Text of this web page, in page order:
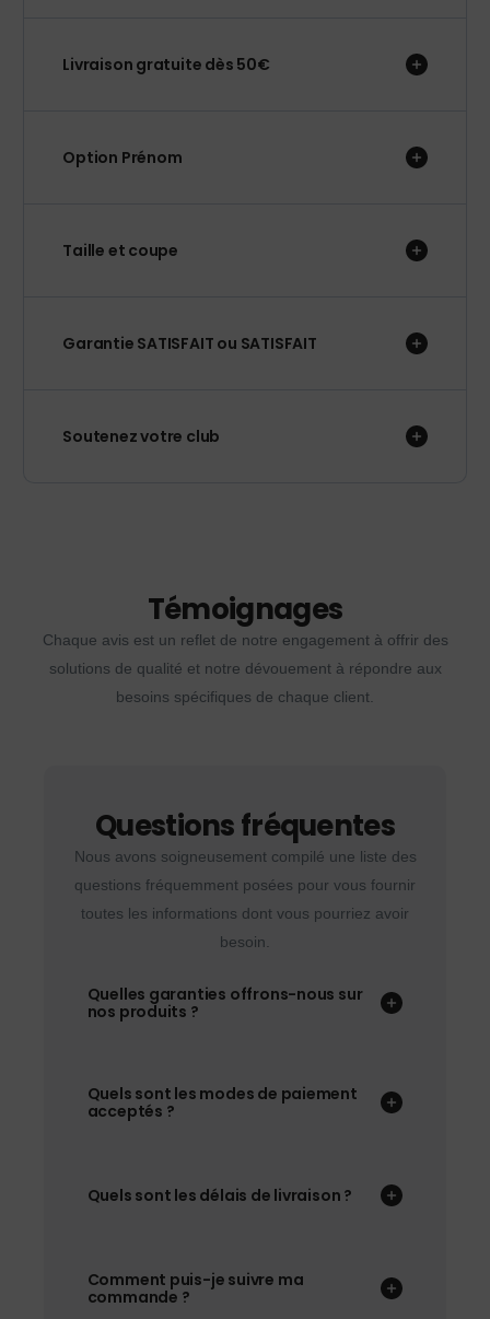
Livraison gratuite dès 50€
Option Prénom
Taille et coupe
Garantie SATISFAIT ou SATISFAIT
Soutenez votre club
Témoignages
Chaque avis est un reflet de notre engagement à offrir des
solutions de qualité et notre dévouement à répondre aux
besoins spécifiques de chaque client.
Questions fréquentes
Nous avons soigneusement compilé une liste des
questions fréquemment posées pour vous fournir
toutes les informations dont vous pourriez avoir
besoin.
Quelles garanties offrons-nous sur
nos produits ?
Quels sont les modes de paiement
acceptés ?
Quels sont les délais de livraison ?
Comment puis-je suivre ma
commande ?